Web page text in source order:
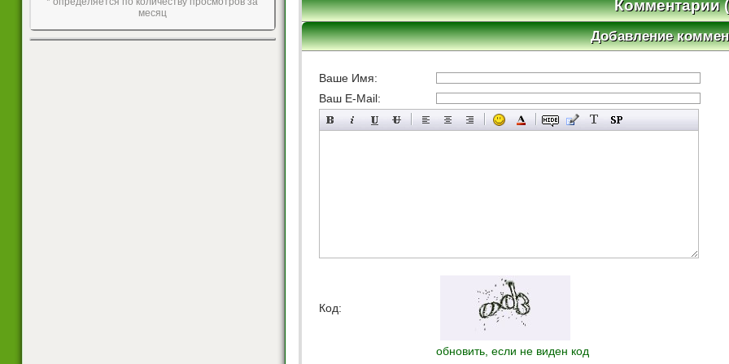
месяц
Комментарии
Добавление
Ваше Имя:
Ваш E-Mail:
Код:
обновить, если не виден код